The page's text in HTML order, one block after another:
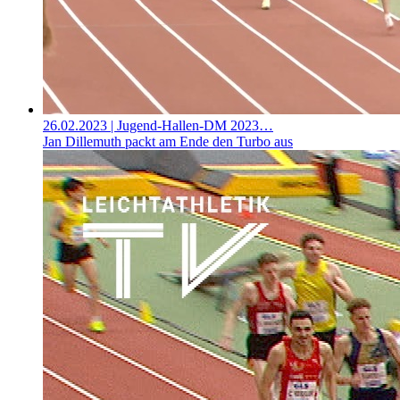
26.02.2023 | Jugend-Hallen-DM 2023…
Jan Dillemuth packt am Ende den Turbo aus